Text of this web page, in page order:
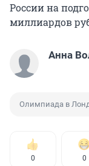
России на
миллиардов
Анна
Олимпиада в
0 0